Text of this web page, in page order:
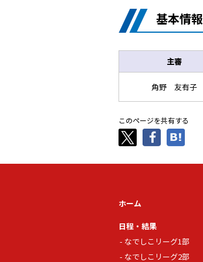
基本情報
主審
角野 友有子
このページを共有する
ホーム
日程・結果
なでしこリーグ1部
なでしこリーグ2部